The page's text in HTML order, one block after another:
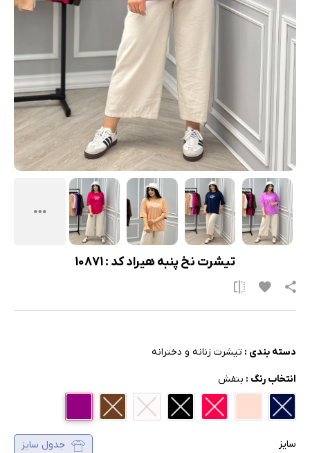
تیشرت نخ پنبه هیراد کد : 10871
دسته بندی : تیشرت زنانه و دخترانه
انتخاب رنگ : بنفش
سایز جدول سایز